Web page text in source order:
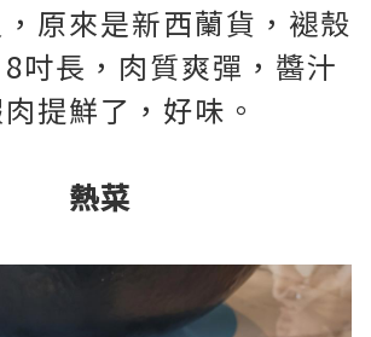
原來是新西蘭貨，褪殼
吋長，肉質爽彈，醬汁
提鮮了，好味。
熱菜